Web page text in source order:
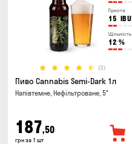
Гіркота
15 IBU
Щільність
12 %
(3)
Пиво Cannabis Semi-Dark 1л
Напівтемне, Нефільтроване, 5°
187,50
грн за 1 шт